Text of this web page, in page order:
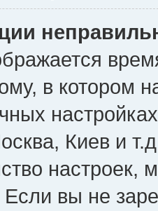
в котором
Киев и
настроек,
Если вы не